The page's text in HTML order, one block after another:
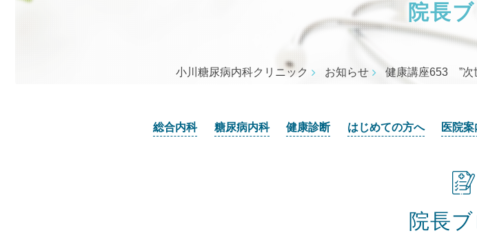
院長
小川糖尿病内科クリニック お知らせ 健康講座653 ”次
総合内科 糖尿病内科 健康診断 はじめての方へ 医院案
院長